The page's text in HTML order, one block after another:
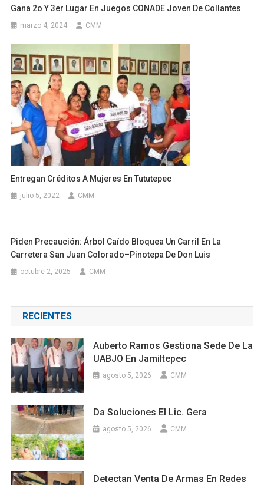
Gana 2o Y 3er Lugar En Juegos CONADE Joven De Collantes
marzo 4, 2024 CMM
Entregan Créditos A Mujeres En Tututepec
julio 5, 2022 CMM
Piden Precaución: Árbol Caído Bloquea Un Carril En La
Carretera San Juan Colorado–Pinotepa De Don Luis
octubre 2, 2025 CMM
RECIENTES
Auberto Ramos Gestiona Sede De La
UABJO En Jamiltepec
agosto 5, 2026 CMM
Da Soluciones El Lic. Gera
agosto 5, 2026 CMM
Detectan Venta De Armas En Redes